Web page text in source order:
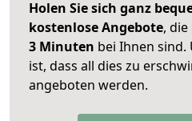
Holen Sie sich ganz
kostenlose Angebote,
3 Minuten bei Ihnen sind.
ist, dass all dies zu
angeboten werden.